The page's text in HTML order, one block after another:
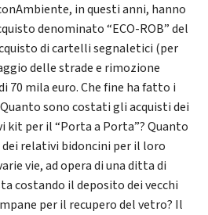
in questi anni, hanno
denominato “ECO-ROB” del
di cartelli segnaletici (per
delle strade e rimozione
70 mila euro. Che fine ha fatto i
sono costati gli acquisti dei
kit per il “Porta a Porta”? Quanto
relativi bidoncini per il loro
vie, ad opera di una ditta di
costando il deposito dei vecchi
per il recupero del vetro? Il